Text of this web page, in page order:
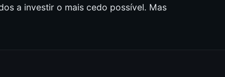
a investir o mais cedo possível. Mas